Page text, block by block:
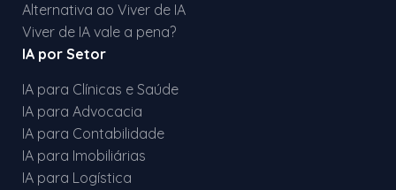
Alternativa ao Viver de IA
Viver de IA vale a pena?
IA por Setor
IA para Clínicas e Saúde
IA para Advocacia
IA para Contabilidade
IA para Imobiliárias
IA para Logística